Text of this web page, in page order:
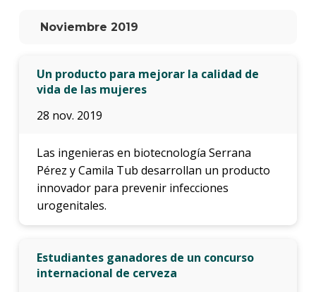
Noviembre 2019
Un producto para mejorar la calidad de
vida de las mujeres
28 nov. 2019
Las ingenieras en biotecnología Serrana
Pérez y Camila Tub desarrollan un producto
innovador para prevenir infecciones
urogenitales.
Estudiantes ganadores de un concurso
internacional de cerveza